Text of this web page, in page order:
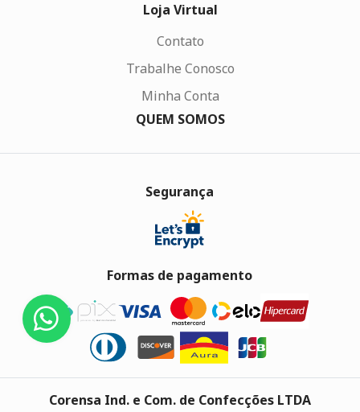
Loja Virtual
Contato
Trabalhe Conosco
Minha Conta
QUEM SOMOS
Segurança
Formas de pagamento
Corensa Ind. e Com. de Confecções LTDA